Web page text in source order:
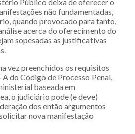
não fundamentadas,
quando provocado para tanto,
acerca do oferecimento do
sopesadas as justificativas
vez preenchidos os requisitos
do Código de Processo Penal,
baseada em
o judiciário pode (e deve)
dos então argumentos
nova manifestação